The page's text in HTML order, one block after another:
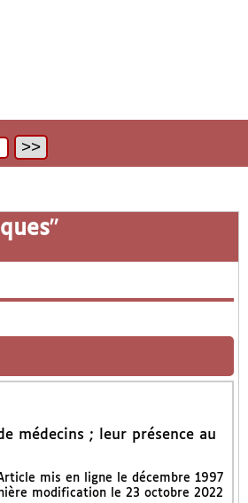
"
médecins ; leur présence au
mis en ligne le décembre 1997
modification le 23 octobre 2022